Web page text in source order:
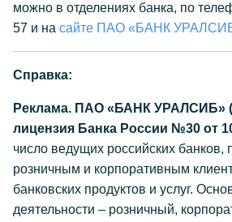
можно в отделениях банка, по
57 и на сайте ПАО «БАНК
Справка:
Реклама. ПАО «БАНК УРАЛСИБ»
лицензия Банка России №30 от
число ведущих российских банков,
розничным и корпоративным
банковских продуктов и услуг.
деятельности – розничный,